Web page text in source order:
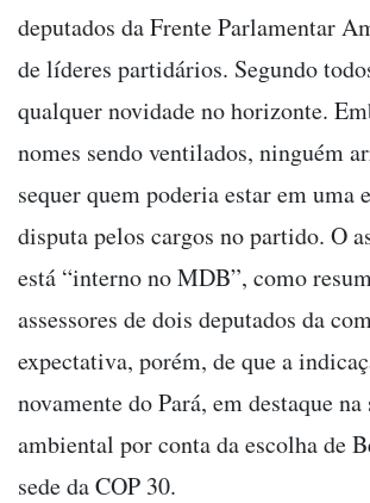
deputados da Frente Parlamentar
de líderes partidários. Segundo
qualquer novidade no horizonte.
nomes sendo ventilados, ninguém
sequer quem poderia estar em uma
disputa pelos cargos no partido. O
está “interno no MDB”, como
assessores de dois deputados da
expectativa, porém, de que a
novamente do Pará, em destaque na
ambiental por conta da escolha de
sede da COP 30.